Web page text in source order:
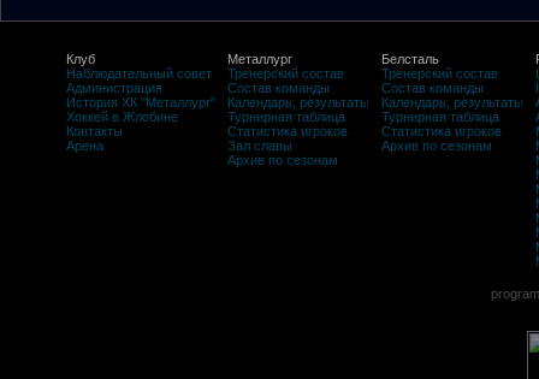
Клуб
Наблюдательный совет
Администрация
История ХК "Металлург"
Хоккей в Жлобине
Контакты
Арена
Металлург
Тренерский состав
Состав команды
Календарь, результаты
Турнирная таблица
Статистика игроков
Зал славы
Архив по сезонам
Белсталь
Тренерский состав
Состав команды
Календарь, результаты
Турнирная таблица
Статистика игроков
Архив по сезонам